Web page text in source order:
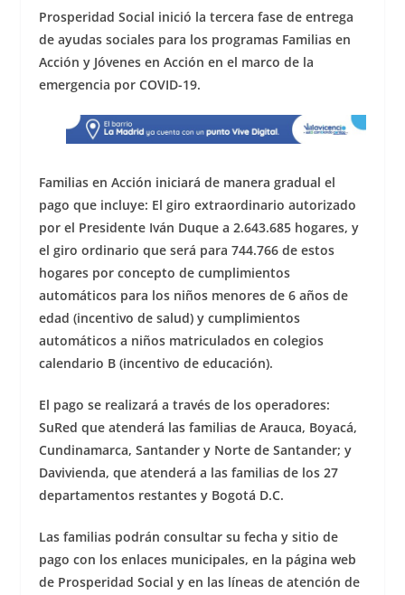
c
e
b
o
o
k
at
s
A
p
p
ss
e
n
g
er
ar
e
Prosperidad Social inició la tercera fase de entrega
de ayudas sociales para los programas Familias en
Acción y Jóvenes en Acción en el marco de la
emergencia por COVID-19.
Familias en Acción iniciará de manera gradual el
pago que incluye: El giro extraordinario autorizado
por el Presidente Iván Duque a 2.643.685 hogares, y
el giro ordinario que será para 744.766 de estos
hogares por concepto de cumplimientos
automáticos para los niños menores de 6 años de
edad (incentivo de salud) y cumplimientos
automáticos a niños matriculados en colegios
calendario B (incentivo de educación).
El pago se realizará a través de los operadores:
SuRed que atenderá las familias de Arauca, Boyacá,
Cundinamarca, Santander y Norte de Santander; y
Davivienda, que atenderá a las familias de los 27
departamentos restantes y Bogotá D.C.
Las familias podrán consultar su fecha y sitio de
pago con los enlaces municipales, en la página web
de Prosperidad Social y en las líneas de atención de